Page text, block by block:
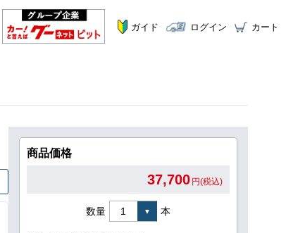
ガイド ログイン カート
商品価格
37,700 円(税込)
数量 本